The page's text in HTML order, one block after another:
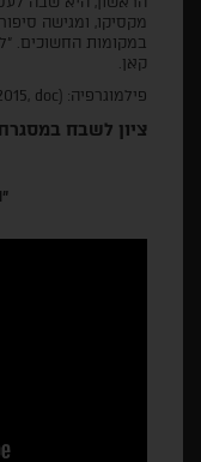
מקסיקו, ומגישה
במקומות החשוכים.
קאן.
פילמוגרפיה: Tempestad (2016, doc), El aula vacía (2015, doc).
ציון לשבח